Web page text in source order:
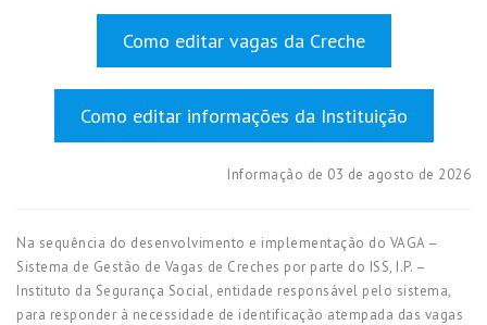
Como editar vagas da Creche
Como editar informações da Instituição
Informação de 03 de agosto de 2026
Na sequência do desenvolvimento e implementação do VAGA –
Sistema de Gestão de Vagas de Creches por parte do ISS, I.P. –
Instituto da Segurança Social, entidade responsável pelo sistema,
para responder à necessidade de identificação atempada das vagas